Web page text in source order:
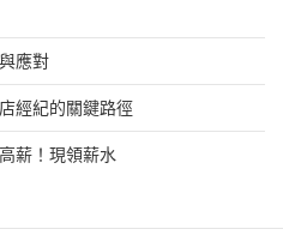
應對
經紀的關鍵路徑
薪！現領薪水